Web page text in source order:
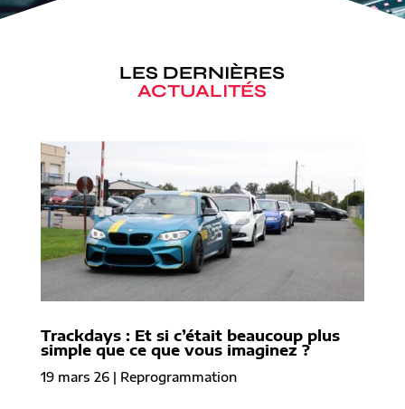
LES DERNIÈRES
ACTUALITÉS
Trackdays : Et si c’était beaucoup plus
simple que ce que vous imaginez ?
19 mars 26| Reprogrammation